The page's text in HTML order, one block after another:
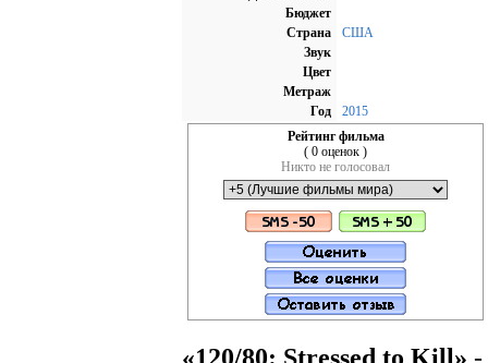
Бюджет
Страна
США
Звук
Цвет
Метраж
Год
2015
Рейтинг фильма
( 0 оценок )
Никто не голосовал
«120/80: Stressed to Kill» -